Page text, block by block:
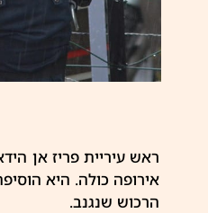
ראש עיריית פריז אן
אירופה כולה. היא
הרכוש שנגנב.